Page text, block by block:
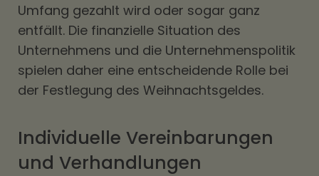
Umfang gezahlt wird oder sogar ganz
entfällt. Die finanzielle Situation des
Unternehmens und die Unternehmenspolitik
spielen daher eine entscheidende Rolle bei
der Festlegung des Weihnachtsgeldes.
Individuelle Vereinbarungen
und Verhandlungen